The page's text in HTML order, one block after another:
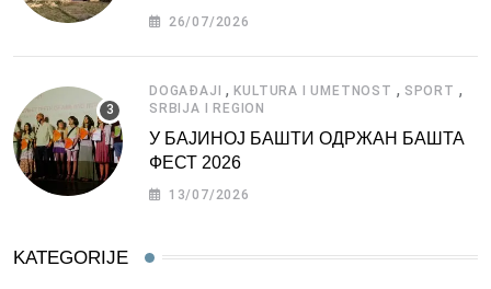
СРБИЈЕ
26/07/2026
DOGAĐAJI ,KULTURA I UMETNOST , SPORT ,
SRBIJA I REGION
У БАЈИНОЈ БАШТИ ОДРЖАН БАШТА
ФЕСТ 2026
13/07/2026
KATEGORIJE